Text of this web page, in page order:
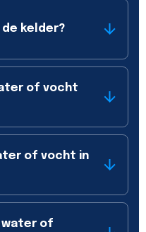
kelder?
of vocht
of vocht in
water of